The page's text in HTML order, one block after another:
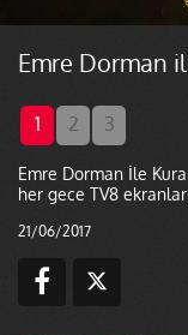
Emre Dorman
1 2 3
Emre Dorman İle
her gece TV8
21/06/2017